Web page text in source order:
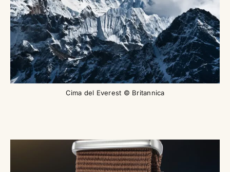
Cima del Everest © Britannica